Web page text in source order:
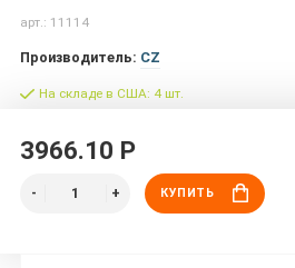
арт.: 11114
Производитель: CZ
На складе в США: 4 шт.
3966.10 Р
КУПИТЬ